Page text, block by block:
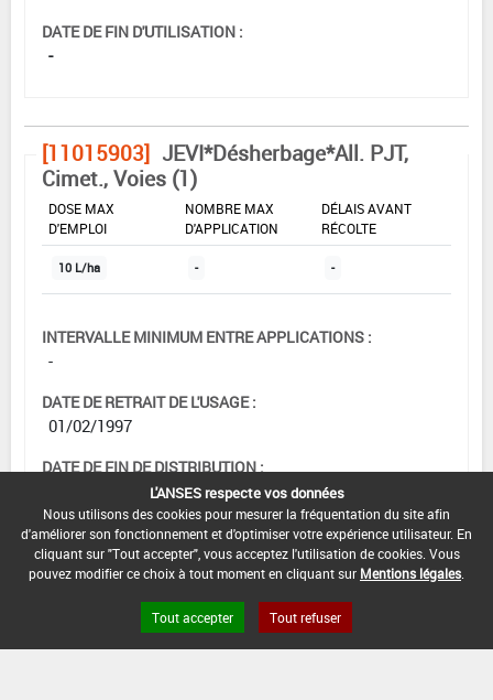
DATE DE FIN D'UTILISATION :
-
[11015903] JEVI*Désherbage*All. PJT,
Cimet., Voies (1)
DOSE MAX
D'EMPLOI
NOMBRE MAX
D'APPLICATION
DÉLAIS AVANT
RÉCOLTE
10 L/ha - -
INTERVALLE MINIMUM ENTRE APPLICATIONS :
-
DATE DE RETRAIT DE L'USAGE :
01/02/1997
DATE DE FIN DE DISTRIBUTION :
DATE DE FIN D'UTILISATION :
-
L'ANSES respecte vos données
Nous utilisons des cookies pour mesurer la fréquentation du site afin
d'améliorer son fonctionnement et d'optimiser votre expérience utilisateur. En
cliquant sur "Tout accepter", vous acceptez l'utilisation de cookies. Vous
pouvez modifier ce choix à tout moment en cliquant sur Mentions légales
Tout accepter Tout refuser